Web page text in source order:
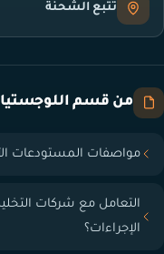
تتبع الشحنة
من قسم
مواصفات المستودعات
التعامل مع شركات
الإجراءات؟